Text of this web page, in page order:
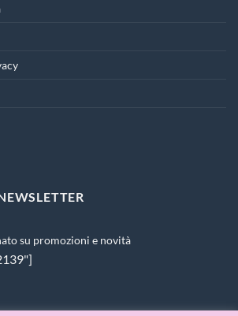
su promozioni e novità